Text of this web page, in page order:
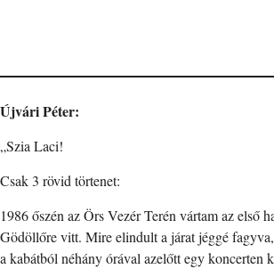
Újvári Péter:
„Szia Laci!
Csak 3 rövid törtenet:
1986 őszén az Örs Vezér Terén vártam az első
Gödöllőre vitt. Mire elindult a járat jéggé
a kabátból néhány órával azelőtt egy koncerten